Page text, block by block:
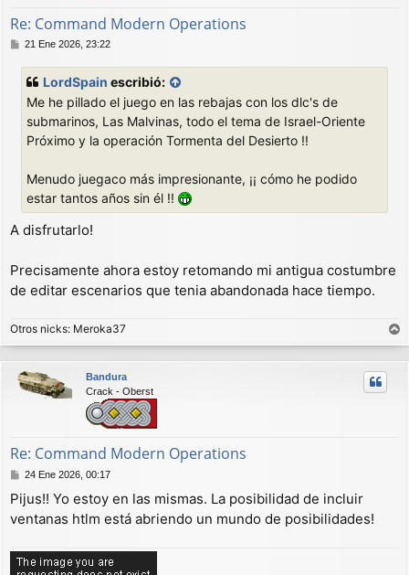
Re: Command Modern Operations
M
21 Ene 2026, 23:22
LordSpain escribió:
Me he pillado el juego en las rebajas con los dlc's de
submarinos, Las Malvinas, todo el tema de Israel-Oriente
Próximo y la operación Tormenta del Desierto !!
Menudo juegaco más impresionante, ¡¡ cómo he podido
estar tantos años sin él !!
A disfrutarlo!
Precisamente ahora estoy retomando mi antigua costumbre
de editar escenarios que tenia abandonada hace tiempo.
Otros nicks: Meroka37
r
r
Bandura
Crack - Oberst
Re: Command Modern Operations
M
n
s
e
24 Ene 2026, 00:17
Pijus!! Yo estoy en las mismas. La posibilidad de incluir
ventanas htlm está abriendo un mundo de posibilidades!